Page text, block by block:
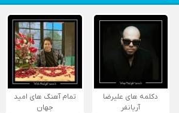
دکلمه های علیرضا
آریانفر
تمام آهنگ های امید
جهان